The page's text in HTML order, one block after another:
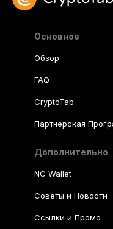
Основное
Обзор
FAQ
CryptoTab
Партнерская
Дополнительно
NC Wallet
Советы и Новости
Ссылки и Промо